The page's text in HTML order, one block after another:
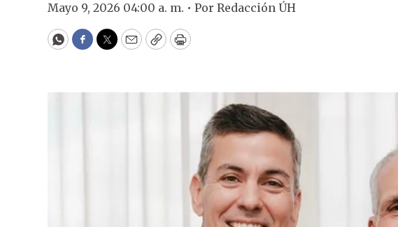
Mayo 9, 2026 04:00 a. m. • Por Redacción ÚH
WhatsApp
Facebook
Twitter
EmailCopyPrint